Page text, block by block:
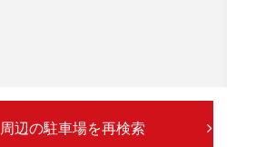
周辺の駐車場を再検索